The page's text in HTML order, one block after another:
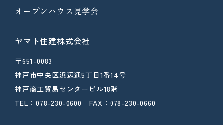
オープンハウス見学会
ヤマト住建株式会社
〒651-0083
神戸市中央区浜辺通5丁目1番14号
神戸商工貿易センタービル18階
TEL：078-230-0600 FAX：078-230-0660